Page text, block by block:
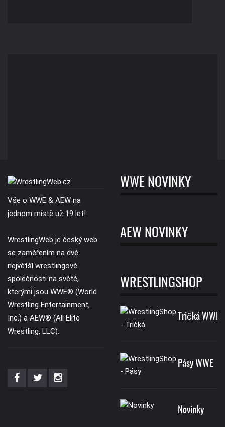
Vše o WWE & AEW na
jednom místě už 19 let!
WrestlingWeb je český web
se zaměřením na dvě
největší wrestlingové
společnosti na světě,
kterými jsou WWE® (World
Wrestling Entertainment,
Inc.) a AEW® (All Elite
Wrestling, LLC).
WWE NOVINKY
AEW NOVINKY
WRESTLINGSHOP
Tričká WWE
Pásy WWE
Novinky